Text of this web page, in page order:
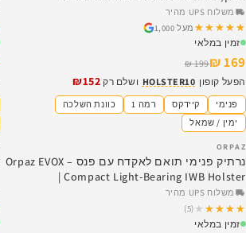
משלוח UPS מהיר
★★★★★
★★★★★ מעל 1,000
זמין במלאי
169 ₪
199 ₪
הפעל קופון HOLSTER10 ושלם רק ₪152
פנימי קיידקס רמה 1
כוונת השלכה
ימין / שמאל
SALE
ORPAZ
נרתיק פנימי תואם לאקדח עם פנס – Orpaz EVOX
| Compact Light-Bearing IWB Holster
משלוח UPS מהיר
★★★★★
★★★★★
(5)
זמין במלאי